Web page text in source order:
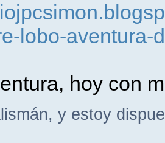
lobo-aventura-
hoy con
y estoy